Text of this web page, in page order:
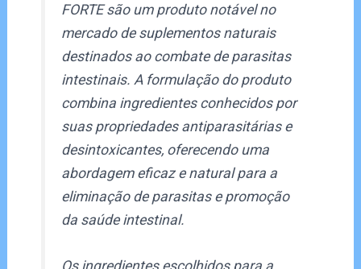
FORTE são um produto notável no
mercado de suplementos naturais
destinados ao combate de parasitas
intestinais. A formulação do produto
combina ingredientes conhecidos por
suas propriedades antiparasitárias e
desintoxicantes, oferecendo uma
abordagem eficaz e natural para a
eliminação de parasitas e promoção
da saúde intestinal.
Os ingredientes escolhidos para a